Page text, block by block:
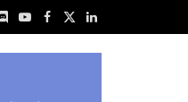
DiscordYouTube
Facebook
X
LinkedIn